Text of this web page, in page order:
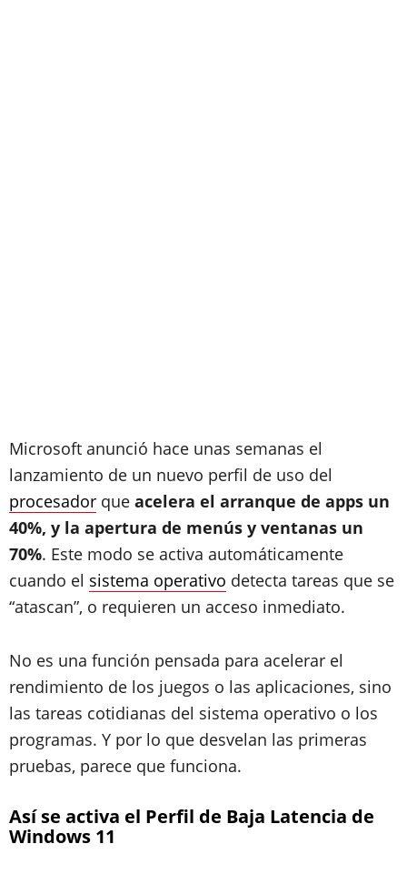
Microsoft anunció hace unas semanas el
lanzamiento de un nuevo perfil de uso del
procesador que acelera el arranque de apps un
40%, y la apertura de menús y ventanas un
70%. Este modo se activa automáticamente
cuando el sistema operativo detecta tareas que se
“atascan”, o requieren un acceso inmediato.
No es una función pensada para acelerar el
rendimiento de los juegos o las aplicaciones, sino
las tareas cotidianas del sistema operativo o los
programas. Y por lo que desvelan las primeras
pruebas, parece que funciona.
Así se activa el Perfil de Baja Latencia de
Windows 11